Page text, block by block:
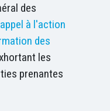
des
appel à l'action
des
les
prenantes